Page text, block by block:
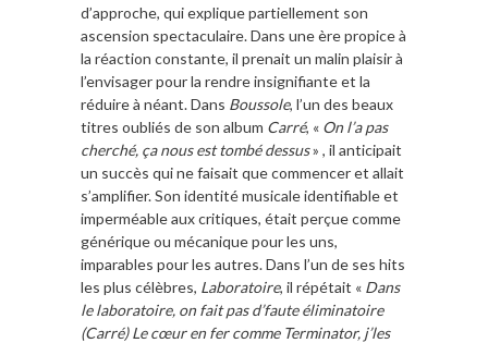
d’approche, qui explique partiellement son
ascension spectaculaire. Dans une ère propice à
la réaction constante, il prenait un malin plaisir à
l’envisager pour la rendre insignifiante et la
réduire à néant. Dans Boussole, l’un des beaux
titres oubliés de son album Carré, « On l’a pas
cherché, ça nous est tombé dessus» , il anticipait
un succès qui ne faisait que commencer et allait
s’amplifier. Son identité musicale identifiable et
imperméable aux critiques, était perçue comme
générique ou mécanique pour les uns,
imparables pour les autres. Dans l’un de ses hits
les plus célèbres, Laboratoire, il répétait « Dans
le laboratoire, on fait pas d’faute éliminatoire
(Carré) Le cœur en fer comme Terminator, j’les